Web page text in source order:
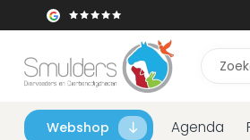
Webshop Agenda